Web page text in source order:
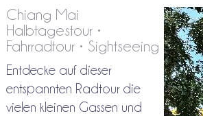
Chiang Mai
Halbtagestour •
Fahrradtour • Sightseeing
Entdecke auf dieser
entspannten Radtour die
vielen kleinen Gassen und